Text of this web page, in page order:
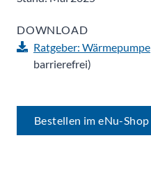
DOWNLOAD
Ratgeber: Wärmepumpe
barrierefrei)
Bestellen im eNu-Shop